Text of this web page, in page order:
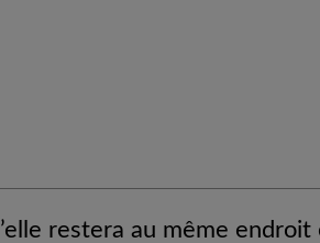
restera au même